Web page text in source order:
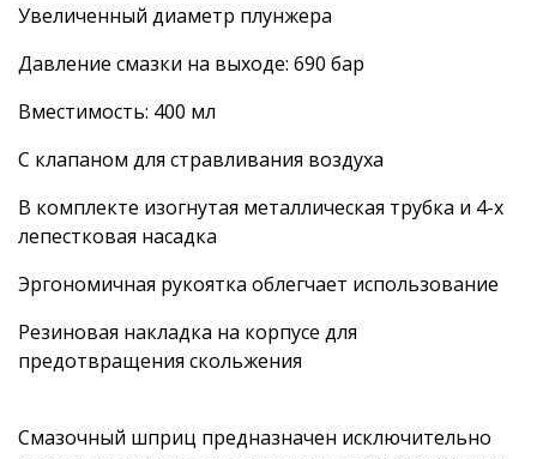
Увеличенный диаметр плунжера
Давление смазки на выходе: 690 бар
Вместимость: 400 мл
С клапаном для стравливания воздуха
В комплекте изогнутая металлическая трубка и 4-х
лепестковая насадка
Эргономичная рукоятка облегчает использование
Резиновая накладка на корпусе для
предотвращения скольжения
Смазочный шприц предназначен исключительно